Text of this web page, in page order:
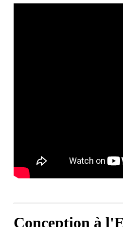
Conception à